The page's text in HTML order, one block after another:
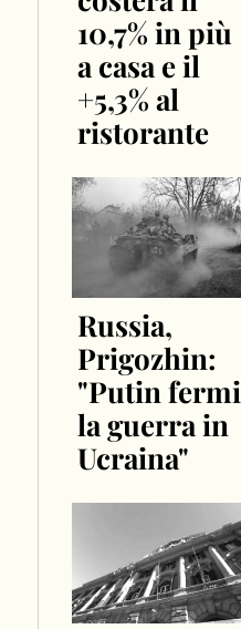
10,7% in più
a casa e il
+5,3% al
ristorante
Russia,
Prigozhin:
"Putin fermi
la guerra in
Ucraina"